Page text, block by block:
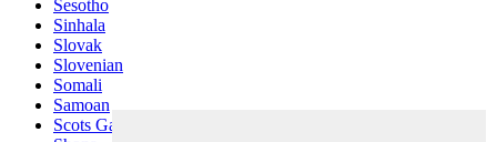
Sesotho
Sinhala
Slovak
Slovenian
Somali
Samoan
Scots Gaelic